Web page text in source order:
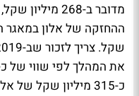
כ-315 מיליון שקל של אלון גז באותה תקופה.